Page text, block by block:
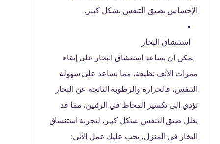
الإحساس بضيق التنفس بشكل كبير.
استنشاق البخار
يمكن أن يساعد استنشاق البخار على إبقاء
ممرات الأنف نظيفة، مما يساعد على سهولة
التنفس، فالحرارة والرطوبة الناتجة عن البخار
تؤدي إلى تكسير المخاط في الرئتين، مما قد
يقلل ضيق التنفس بشكل كبير، لتجربة استنشاق
البخار في المنزل، يجب عليك عمل الآتي: